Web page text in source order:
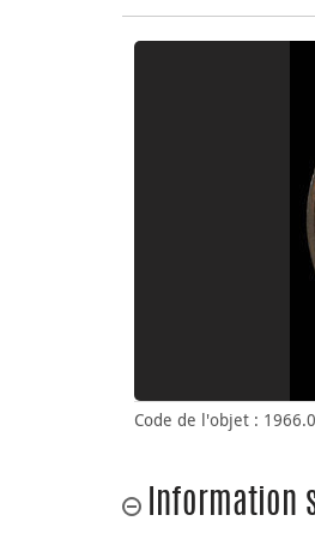
Code de l'objet :
Information